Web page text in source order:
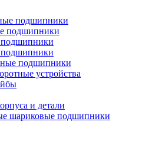
подшипники
подшипники
подшипники
подшипники
устройства
и детали
шариковые подшипники